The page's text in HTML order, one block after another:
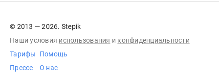
© 2013 — 2026. Stepik
Наши условия использования и конфиденциальности
Тарифы
Прессе
Помощь
О нас